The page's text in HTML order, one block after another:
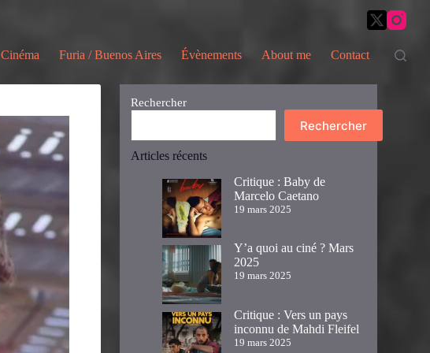
Cinéma Furia / Buenos Aires Évènements About me Contact
Rechercher
Rechercher
Articles récents
Critique : Baby de
Marcelo Caetano
19 mars 2025
Y’a quoi au ciné ? Mars
2025
19 mars 2025
Critique : Vers un pays
inconnu de Mahdi Fleifel
19 mars 2025